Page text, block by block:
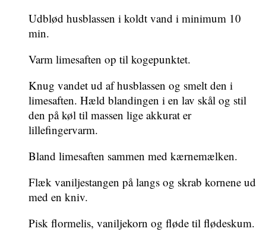
Udblød husblassen i koldt vand i minimum 10
min.
Varm limesaften op til kogepunktet.
Knug vandet ud af husblassen og smelt den i
limesaften. Hæld blandingen i en lav skål og stil
den på køl til massen lige akkurat er
lillefingervarm.
Bland limesaften sammen med kærnemælken.
Flæk vaniljestangen på langs og skrab kornene ud
med en kniv.
Pisk flormelis, vaniljekorn og fløde til flødeskum.